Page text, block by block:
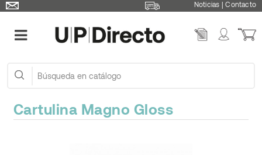
Noticias |Contacto
Cartulina Magno Gloss